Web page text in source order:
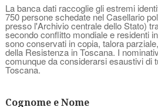
La banca dati raccoglie gli estremi
750 persone schedate nel Casellario
presso l'Archivio centrale dello Stato)
secondo conflitto mondiale e residenti
sono conservati in copia, talora
della Resistenza in Toscana. I
comunque da considerarsi esaustivi di
Toscana.
Cognome e Nome